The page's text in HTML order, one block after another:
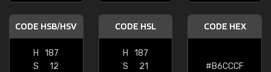
CODE HSB/HSV
H
187
S
12
CODE HSL
H
187
S
21
CODE HEX
#B6CCCF